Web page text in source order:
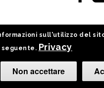
sull'utilizzo del
seguente. Privacy
Non accettare